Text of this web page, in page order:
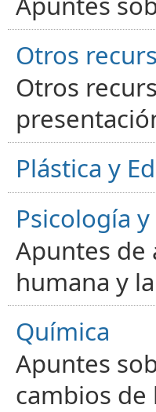
Otros
Otros
Plástica y
Psicología
Apuntes de
humana y
Química
Apuntes
cambios de